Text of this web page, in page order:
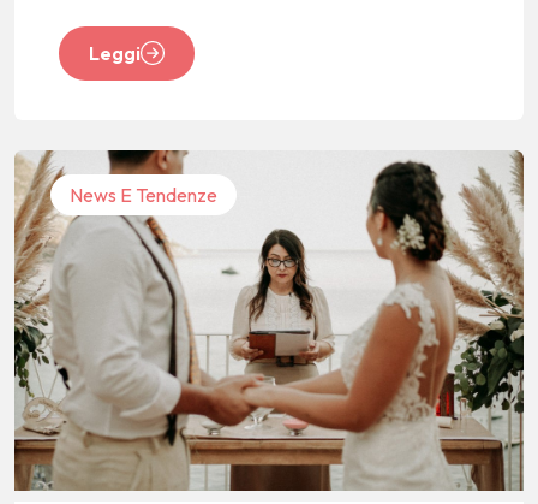
Leggi
News E Tendenze